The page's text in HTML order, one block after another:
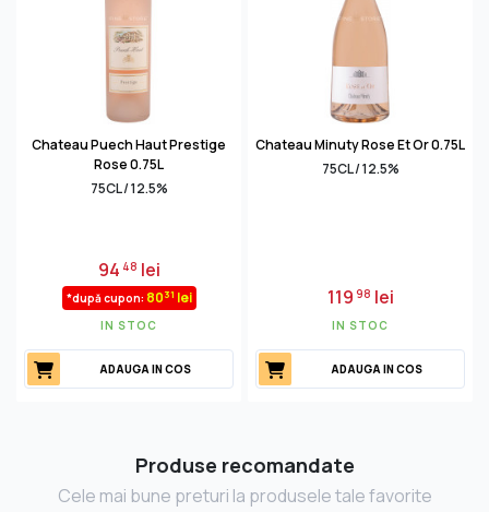
Chateau Puech Haut Prestige
Rose 0.75L
75CL / 12.5%
94 48 lei
*după cupon: 8031 lei
IN STOC
ADAUGA IN COS
Chateau Minuty Rose Et Or 0.75L
75CL / 12.5%
11998 lei
IN STOC
ADAUGA IN COS
Produse recomandate
Cele mai bune preturi la produsele tale favorite